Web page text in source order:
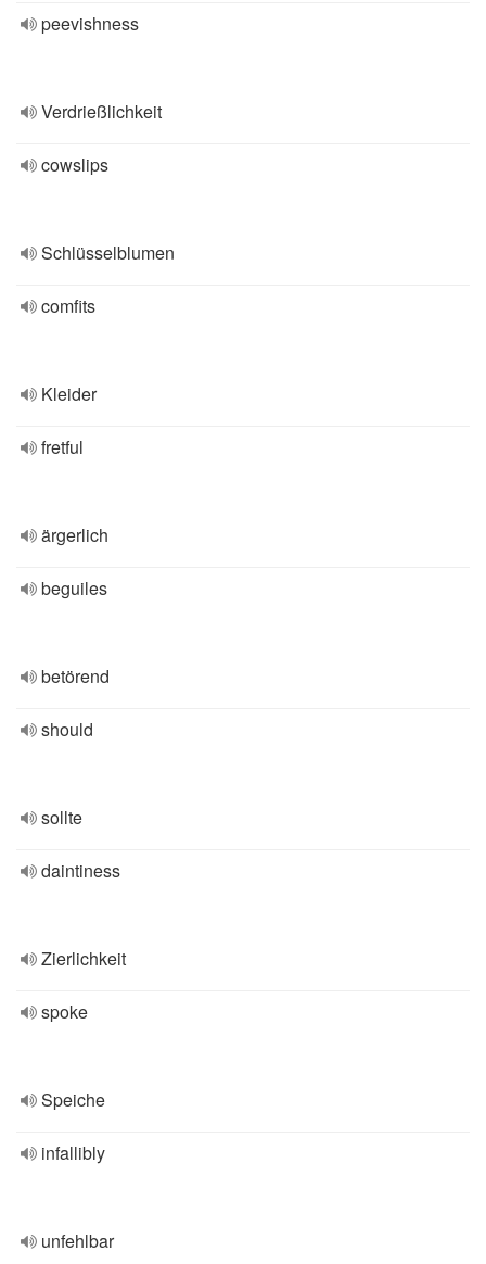
peevishness
Verdrießlichkeit
cowslips
Schlüsselblumen
comfits
Kleider
fretful
ärgerlich
beguiles
betörend
should
sollte
daintiness
Zierlichkeit
spoke
Speiche
infallibly
unfehlbar